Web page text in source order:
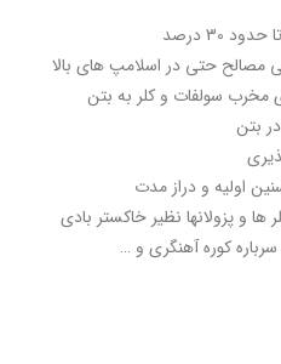
درصد
حتی در اسلامپ های بالا
مخرب سولفات و کلر به بتن
بتن
اولیه و دراز مدت
ها و پزولانها نظیر خاکستر بادی
کوره آهنگری و …